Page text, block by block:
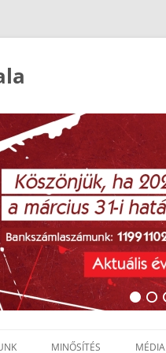
MINŐSÍTÉS MÉDIA